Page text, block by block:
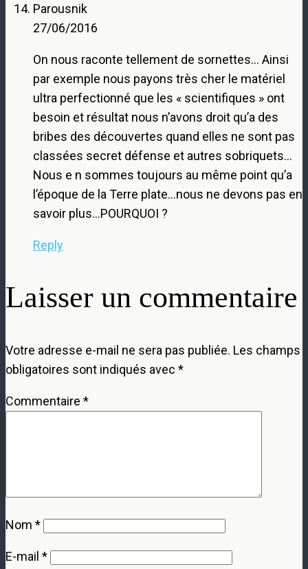
Parousnik
27/06/2016
On nous raconte tellement de sornettes… Ainsi
par exemple nous payons très cher le matériel
ultra perfectionné que les « scientifiques » ont
besoin et résultat nous n’avons droit qu’a des
bribes des découvertes quand elles ne sont pas
classées secret défense et autres sobriquets…
Nous e n sommes toujours au même point qu’a
l’époque de la Terre plate…nous ne devons pas en
savoir plus…POURQUOI ?
Reply
Laisser un commentaire
Votre adresse e-mail ne sera pas publiée. Les champs
obligatoires sont indiqués avec *
Commentaire *
Nom *
E-mail *